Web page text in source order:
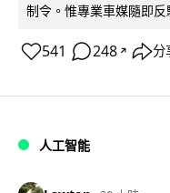
制令。惟專業車媒隨即反
541 248 ↗ 分
人工智能